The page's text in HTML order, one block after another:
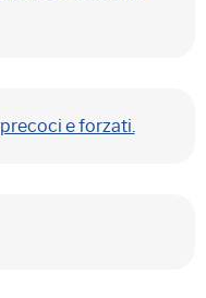
e forzati.